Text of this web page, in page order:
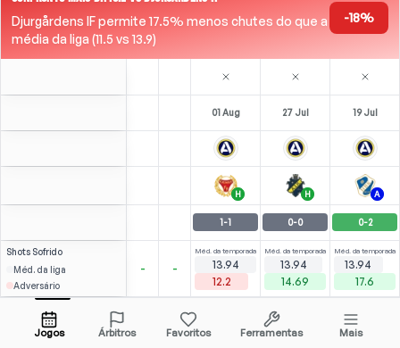
Djurgårdens IF permite 17.5% menos chutes do que a
média da liga (11.5 vs 13.9)
-18%
01 Aug 27 Jul 19 Jul
H H A
1-1 0-0 0-2
Shots Sofrido
Méd. da liga
Adversário
- -
Méd. da temporada
13.94
12.2
Méd. da temporada
13.94
14.69
Méd. da temporada
13.94
17.6
J. Lindberg Abrir menu 2.37
87' RW- 79
2
LW-
Jogos Árbitros Favoritos Ferramentas Mais